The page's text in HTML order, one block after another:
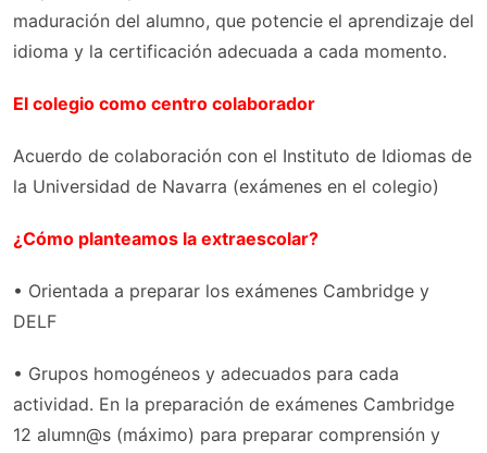
maduración del alumno, que potencie el aprendizaje del
idioma y la certificación adecuada a cada momento.
El colegio como centro colaborador
Acuerdo de colaboración con el Instituto de Idiomas de
la Universidad de Navarra (exámenes en el colegio)
¿Cómo planteamos la extraescolar?
• Orientada a preparar los exámenes Cambridge y
DELF
• Grupos homogéneos y adecuados para cada
actividad. En la preparación de exámenes Cambridge
12 alumn@s (máximo) para preparar comprensión y